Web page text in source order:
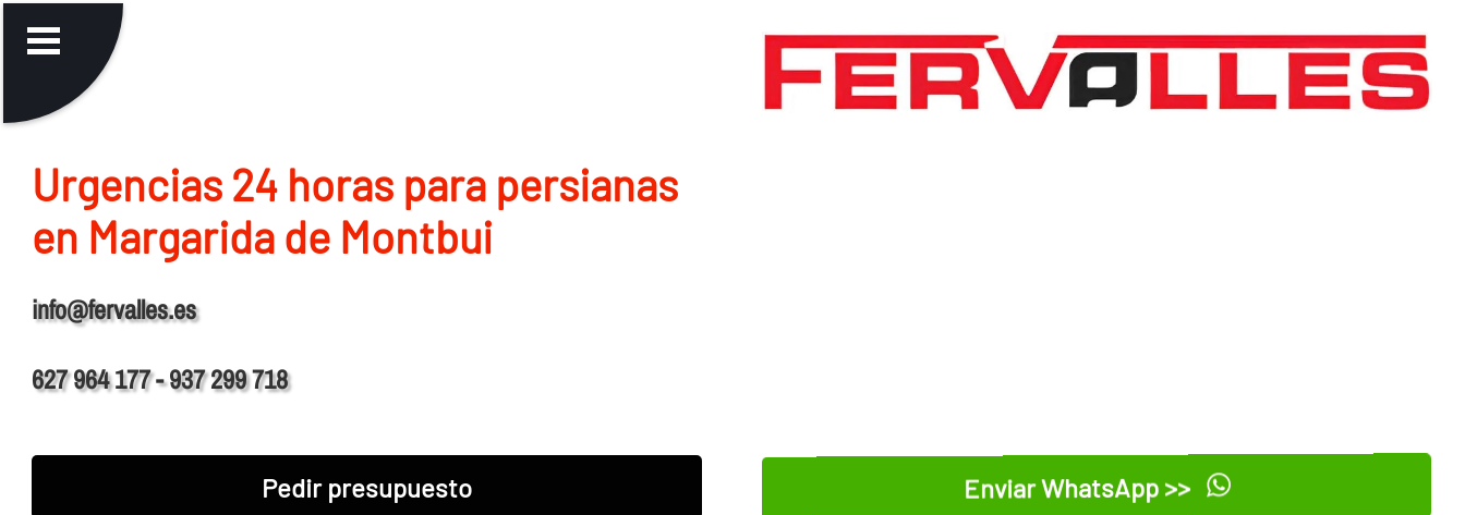
Urgencias 24 horas para persianas
en Margarida de Montbui
info@fervalles.es
627 964 177 - 937 299 718
Pedir presupuesto Enviar WhatsApp >>